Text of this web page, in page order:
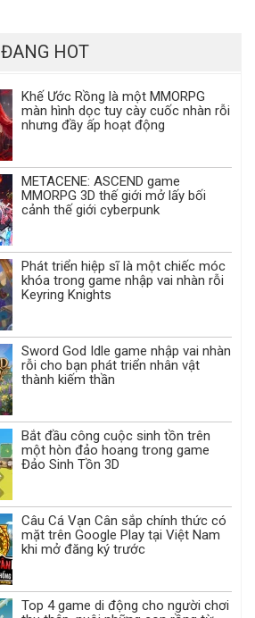
ĐANG HOT
Khế Ước Rồng là một MMORPG
màn hình dọc tuy cày cuốc nhàn rỗi
nhưng đầy ấp hoạt động
METACENE: ASCEND game
MMORPG 3D thế giới mở lấy bối
cảnh thế giới cyberpunk
Phát triển hiệp sĩ là một chiếc móc
khóa trong game nhập vai nhàn rỗi
Keyring Knights
Sword God Idle game nhập vai nhàn
rỗi cho bạn phát triển nhân vật
thành kiếm thần
Bắt đầu công cuộc sinh tồn trên
một hòn đảo hoang trong game
Đảo Sinh Tồn 3D
Câu Cá Vạn Cân sắp chính thức có
mặt trên Google Play tại Việt Nam
khi mở đăng ký trước
Top 4 game di động cho người chơi